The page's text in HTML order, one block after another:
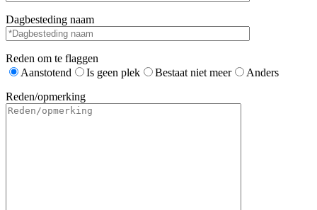
Dagbesteding naam
Reden om te flaggen
Aanstotend
Is geen plek Bestaat niet meer
Anders
Reden/opmerking